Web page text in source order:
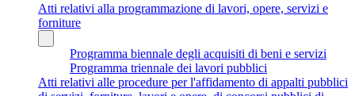
Atti relativi alla programmazione di lavori, opere, servizi e
forniture
Programma biennale degli acquisiti di beni e servizi
Programma triennale dei lavori pubblici
Atti relativi alle procedure per l'affidamento di appalti pubblici